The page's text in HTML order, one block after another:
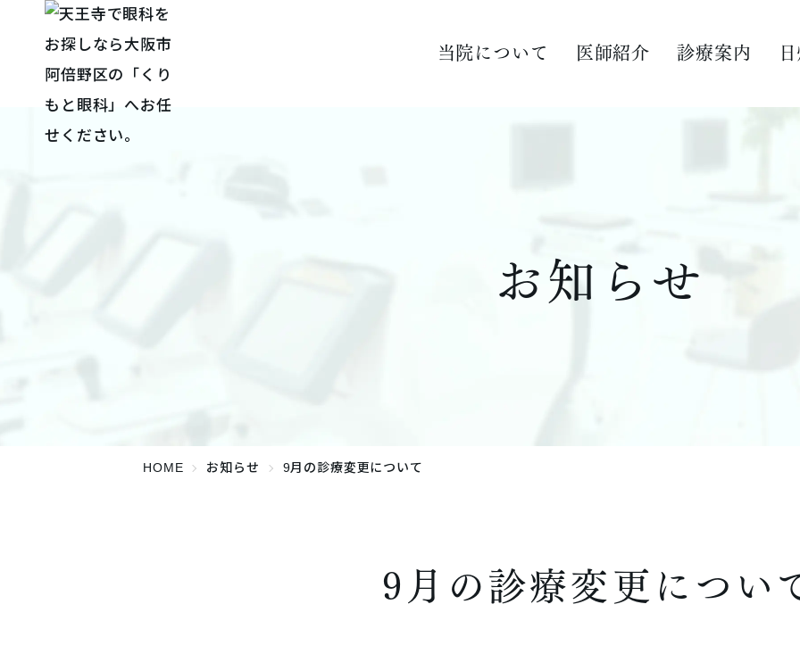
当院について 医師紹介 診療案内
近視抑制
眼内レンズ
コンタクトレンズ
お知らせ
HOME お知らせ 9月の診療変更について
9月の診療変更につい